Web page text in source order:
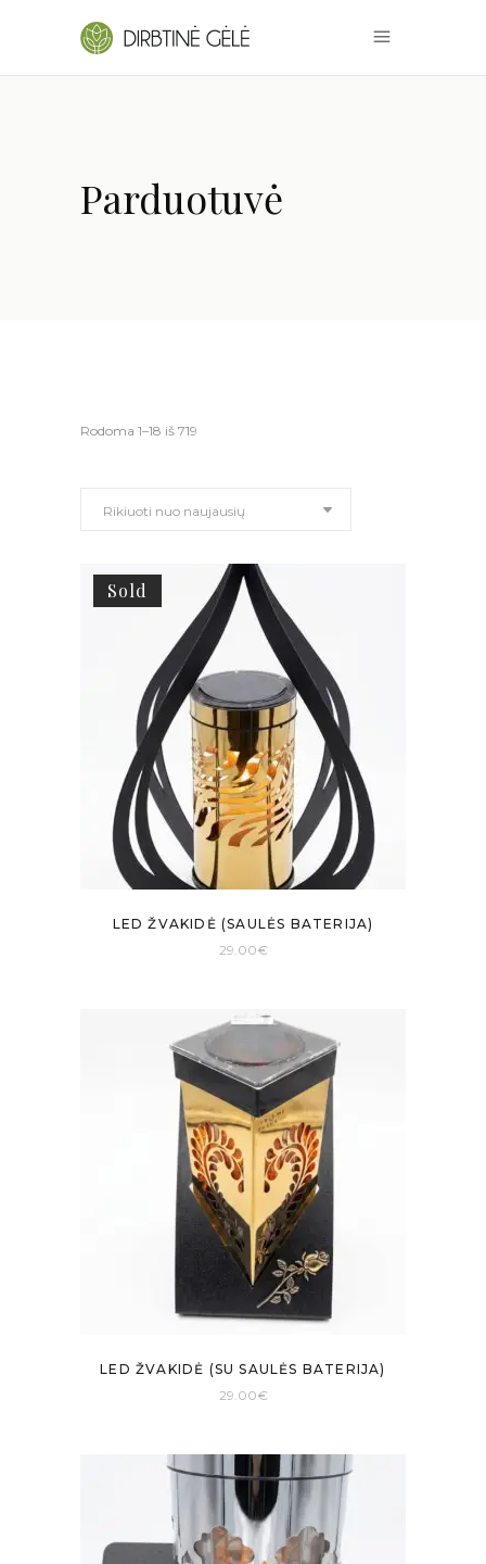
Parduotuvė
Rodoma 1–18 iš 719
Rikiuoti nuo naujausių
Sold
LED ŽVAKIDĖ (SAULĖS BATERIJA)
29.00€
LED ŽVAKIDĖ (SU SAULĖS BATERIJA)
29.00€